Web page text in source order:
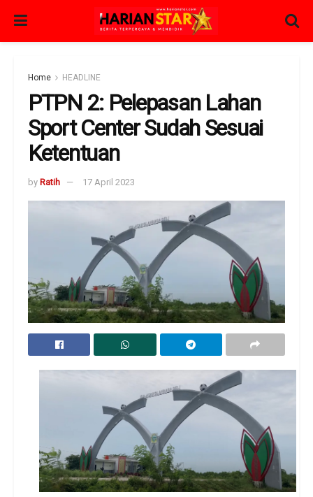
Home HEADLINE
PTPN 2: Pelepasan Lahan
Sport Center Sudah Sesuai
Ketentuan
by Ratih 17 April 2023